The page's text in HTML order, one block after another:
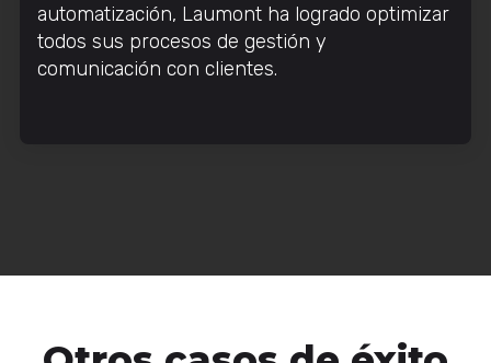
automatización, Laumont ha logrado optimizar
todos sus procesos de gestión y
comunicación con clientes.